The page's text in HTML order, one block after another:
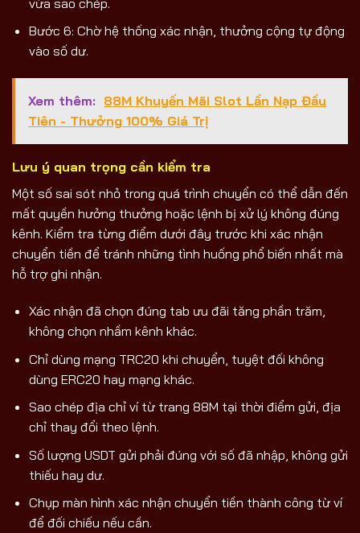
Bước 6: Chờ hệ thống xác nhận, thưởng cộng tự động
vào số dư.
Xem thêm: 88M Khuyến Mãi Slot Lần Nạp Đầu
Tiên - Thưởng 100% Giá Trị
Lưu ý quan trọng cần kiểm tra
Một số sai sót nhỏ trong quá trình chuyển có thể dẫn đến
mất quyền hưởng thưởng hoặc lệnh bị xử lý không đúng
kênh. Kiểm tra từng điểm dưới đây trước khi xác nhận
chuyển tiền để tránh những tình huống phổ biến nhất mà
hỗ trợ ghi nhận.
Xác nhận đã chọn đúng tab ưu đãi tăng phần trăm,
không chọn nhầm kênh khác.
Chỉ dùng mạng TRC20 khi chuyển, tuyệt đối không
dùng ERC20 hay mạng khác.
Sao chép địa chỉ ví từ trang 88M tại thời điểm gửi, địa
chỉ thay đổi theo lệnh.
Số lượng USDT gửi phải đúng với số đã nhập, không gửi
thiếu hay dư.
Chụp màn hình xác nhận chuyển tiền thành công từ ví
để đối chiếu nếu cần.